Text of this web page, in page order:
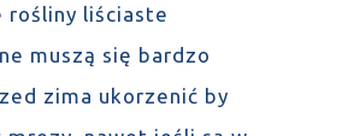
rośliny liściaste
muszą się bardzo
zima ukorzenić by